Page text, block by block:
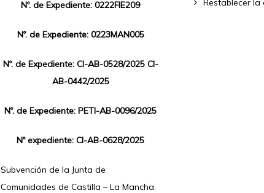
Nº. de Expediente: 0222FIE209
Nº. de Expediente: 0223MAN005
Nº. de Expediente: CI-AB-0528/2025 CI-
AB-0442/2025
Nº. de Expediente: PETI-AB-0096/2025
Nº expediente: CI-AB-0628/2025
Subvención de la Junta de
Comunidades de Castilla – La Mancha:
Restablecer la